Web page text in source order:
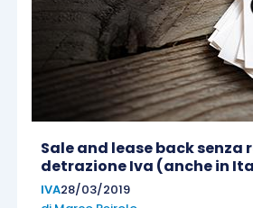
Sale and lease back
detrazione Iva (anche in
IVA28/03/2019